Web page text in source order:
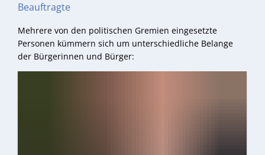
Beauftragte
Mehrere von den politischen Gremien eingesetzte
Personen kümmern sich um unterschiedliche Belange
der Bürgerinnen und Bürger: